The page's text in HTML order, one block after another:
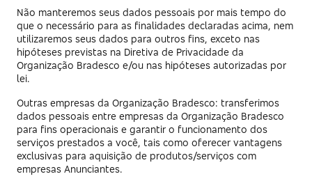
Não manteremos seus dados pessoais por mais tempo do
que o necessário para as finalidades declaradas acima, nem
utilizaremos seus dados para outros fins, exceto nas
hipóteses previstas na Diretiva de Privacidade da
Organização Bradesco e/ou nas hipóteses autorizadas por
lei.
Outras empresas da Organização Bradesco: transferimos
dados pessoais entre empresas da Organização Bradesco
para fins operacionais e garantir o funcionamento dos
serviços prestados a você, tais como oferecer vantagens
exclusivas para aquisição de produtos/serviços com
empresas Anunciantes.